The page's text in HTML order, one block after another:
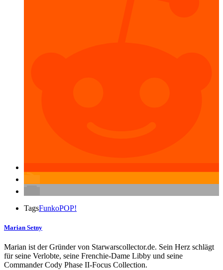
TagsFunkoPOP!
Marian Setny
Marian ist der Gründer von Starwarscollector.de. Sein Herz schlägt
für seine Verlobte, seine Frenchie-Dame Libby und seine
Commander Cody Phase II-Focus Collection.